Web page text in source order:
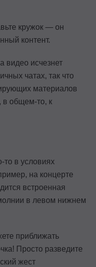
кружок — он
контент.
видео исчезнет
чатах, так что
материалов
в общем-то, к
то в условиях
на концерте
встроенная
в левом нижнем
приближать
Просто разведите
жест